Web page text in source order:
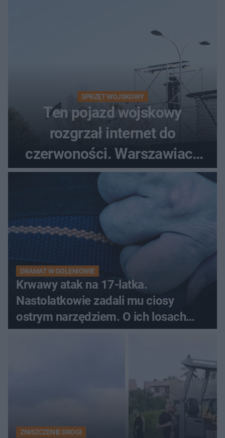
SPRZĘT WOJSKOWY
Ten pojazd wojskowy
rozgrzał internet do
czerwoności. Warszawiacy
pytali, czy to Mad Max!
DRAMAT W GOLENIOWIE
Krwawy atak na 17-latka.
Nastolatkowie zadali mu ciosy
ostrym narzędziem. O ich losach
zdecyduje sąd rodzinny
ZNISZCZENIE DROGI